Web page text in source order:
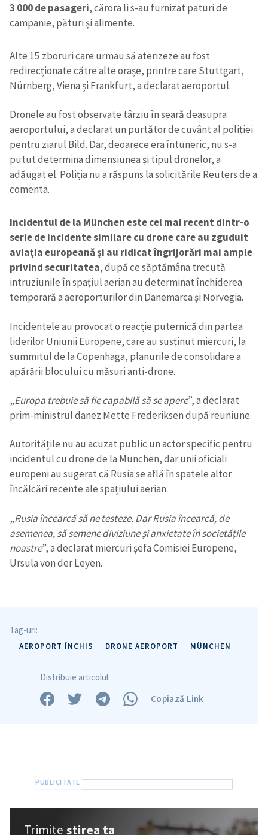
in English
на русском
3 000 de pasageri, cărora li s-au furnizat paturi de
campanie, pături și alimente.
Alte 15 zboruri care urmau să aterizeze au fost
redirecționate către alte orașe, printre care Stuttgart,
Nürnberg, Viena și Frankfurt, a declarat aeroportul.
Dronele au fost observate târziu în seară deasupra
aeroportului, a declarat un purtător de cuvânt al poliției
pentru ziarul Bild. Dar, deoarece era întuneric, nu s-a
putut determina dimensiunea și tipul dronelor, a
adăugat el. Poliția nu a răspuns la solicitările Reuters de a
comenta.
Incidentul de la München este cel mai recent dintr-o
serie de incidente similare cu drone care au zguduit
aviația europeană și au ridicat îngrijorări mai ample
privind securitatea, după ce săptămâna trecută
intruziunile în spațiul aerian au determinat închiderea
temporară a aeroporturilor din Danemarca și Norvegia.
Incidentele au provocat o reacție puternică din partea
liderilor Uniunii Europene, care au susținut miercuri, la
summitul de la Copenhaga, planurile de consolidare a
apărării blocului cu măsuri anti-drone.
„Europa trebuie să fie capabilă să se apere”, a declarat
prim-ministrul danez Mette Frederiksen după reuniune.
Autoritățile nu au acuzat public un actor specific pentru
incidentul cu drone de la München, dar unii oficiali
europeni au sugerat că Rusia se află în spatele altor
încălcări recente ale spațiului aerian.
„Rusia încearcă să ne testeze. Dar Rusia încearcă, de
asemenea, să semene diviziune și anxietate în societățile
noastre”, a declarat miercuri șefa Comisiei Europene,
Ursula von der Leyen.
Tag-uri:
AEROPORT ÎNCHIS DRONE AEROPORT MÜNCHEN
Distribuie articolul:
Copiază Link
Trimiteștirea ta